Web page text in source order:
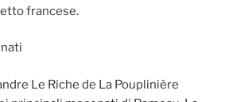
francese.
Le Riche de La Pouplinière